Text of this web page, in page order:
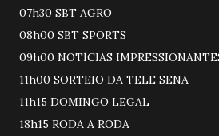
07h30 SBT AGRO
08h00 SBT SPORTS
09h00 NOTÍCIAS
11h00 SORTEIO DA
11h15 DOMINGO
18h15 RODA A RODA